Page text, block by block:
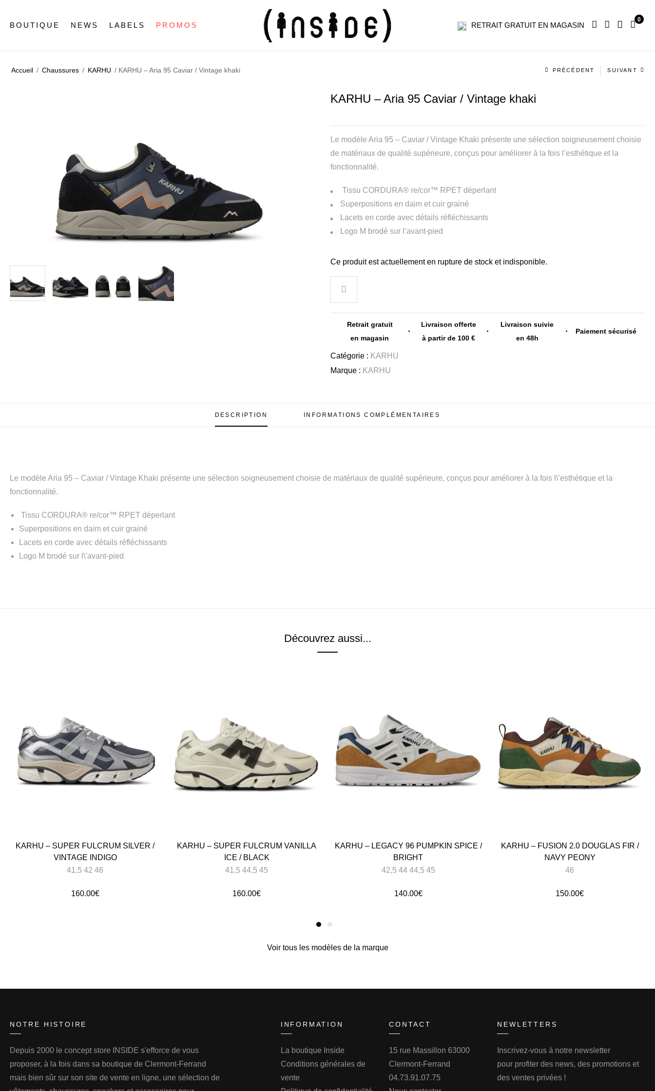
BOUTIQUE NEWS LABELS PROMOS RETRAIT GRATUIT EN MAGASIN
0
Accueil / Chaussures / KARHU / KARHU – Aria 95 Caviar / Vintage khaki
Navigation
PRÉCÉDENT SUIVANT
KARHU – Aria 95 Caviar / Vintage khaki
Le modèle Aria 95 – Caviar / Vintage Khaki présente une sélection soigneusement choisie
de matériaux de qualité supérieure, conçus pour améliorer à la fois l’esthétique et la
fonctionnalité.
Tissu CORDURA® re/cor™ RPET déperlant
Superpositions en daim et cuir grainé
Lacets en corde avec détails réfléchissants
Logo M brodé sur l’avant-pied
Ce produit est actuellement en rupture de stock et indisponible.
Retrait gratuit
en magasin
Livraison offerte
à partir de 100 €
Livraison suivie
en 48h
Paiement sécurisé
Catégorie : KARHU
Marque : KARHU
DESCRIPTION INFORMATIONS COMPLÉMENTAIRES
Le modèle Aria 95 – Caviar / Vintage Khaki présente une sélection soigneusement choisie de matériaux de qualité supérieure, conçus pour améliorer à la fois l\’esthétique et la
fonctionnalité.
Tissu CORDURA® re/cor™ RPET déperlant
Superpositions en daim et cuir grainé
Lacets en corde avec détails réfléchissants
Logo M brodé sur l\’avant-pied
Découvrez aussi...
KARHU – SUPER FULCRUM SILVER /
VINTAGE INDIGO
41,5 42 46
160.00€
KARHU – SUPER FULCRUM VANILLA
ICE / BLACK
41,5 44,5 45
160.00€
KARHU – LEGACY 96 PUMPKIN SPICE /
BRIGHT
42,5 44 44,5 45
140.00€
KARHU – FUSION 2.0 DOUGLAS FIR /
NAVY PEONY
46
150.00€
Voir tous les modèles de la marque
NOTRE HISTOIRE
Depuis 2000 le concept store INSIDE s'efforce de vous
proposer, à la fois dans sa boutique de Clermont-Ferrand
mais bien sûr sur son site de vente en ligne, une sélection de
INFORMATION
La boutique Inside
Conditions générales de
vente
CONTACT
15 rue Massillon 63000
Clermont-Ferrand
04.73.91.07.75
NEWLETTERS
Inscrivez-vous à notre newsletter
pour profiter des news, des promotions et
des ventes privées !